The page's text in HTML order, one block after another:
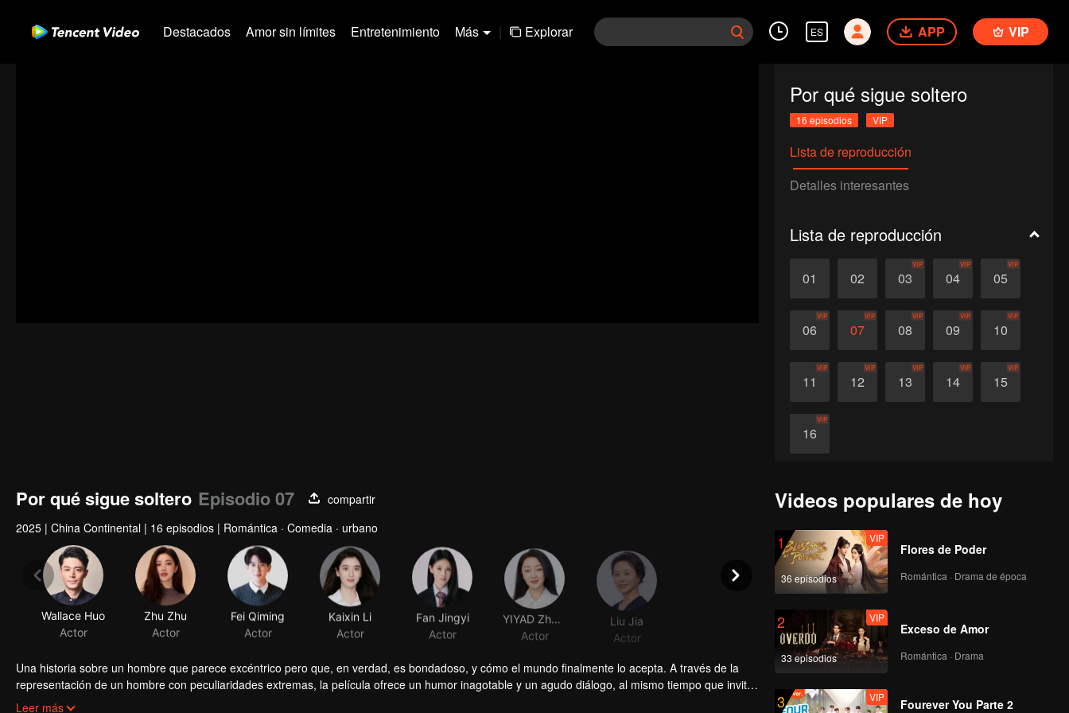
Destacados Amor sin límites Entretenimiento Más | Explorar ES APP VIP
Por qué sigue soltero
16 episodios VIP
Lista de reproducción
Detalles interesantes
Lista de reproducción
01 02 03
VIP
04
VIP
05
VIP
06
VIP
07
VIP
08
VIP
09
VIP
10
VIP
11
VIP
12
VIP
13
VIP
14
VIP
15
VIP
16
VIP
Por qué sigue soltero Episodio 07
compartir
2025 | China Continental | 16 episodios | Romántica · Comedia · urbano
Wallace Huo
Actor
Zhu Zhu
Actor
Fei Qiming
Actor
Kaixin Li
Actor
Fan Jingyi
Actor
Actor
Liu Jia
Actor
Una historia sobre un hombre que parece excéntrico pero que, en verdad, es bondadoso, y cómo el mundo finalmente lo acepta. A través de la
representación de un hombre con peculiaridades extremas, la película ofrece un humor inagotable y un agudo diálogo, al mismo tiempo que invita
a la reflexión sobre la naturaleza humana y nuestra relación con el mundo.
Es un hombre que ama la vida pero, en sus cuarenta años, se declara "no maridable". ¿Es él el adorado ídolo masculino rodeado de admiradoras,
Leer más
Videos populares de hoy
1
36 episodios
VIP
Flores de Poder
Romántica · Drama de época
2
33 episodios
VIP
Exceso de Amor
Romántica · Drama
3 VIP
Fourever You Parte 2